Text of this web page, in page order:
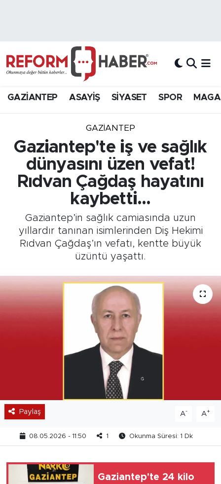
GAZİANTEP ASAYİŞ SİYASET SPOR
GAZIANTEP
Gaziantep'te iş ve sağlık
dünyasını üzen vefat!
Rıdvan Çağdaş hayatını
kaybetti...
Gaziantep’in sağlık camiasında uzun
yıllardır tanınan isimlerinden Diş Hekimi
Rıdvan Çağdaş’ın vefatı, kentte büyük
üzüntü yaşattı.
Paylaş A- A+
08.05.2026 - 11:50 1 Okunma Süresi: 1 Dk
Gaziantep'te 24 kilo
Hava Durumu
Süper Lig Puan Durumu ve Fikstür
Tüm Manşetler
Son Dakika Haberleri
Haber Arşivi